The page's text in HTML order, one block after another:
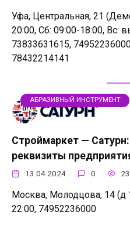
Уфа, Центральная, 21
20:00, Сб: 09:00-18:00, Вс:
73833631615,
78432214141
АБРАЗИВНЫЙ ИНСТРУМЕНТ
Строймаркет —
реквизиты
13.04.2024 0
Москва, Молодцова, 14 (д
22:00, 74952236000